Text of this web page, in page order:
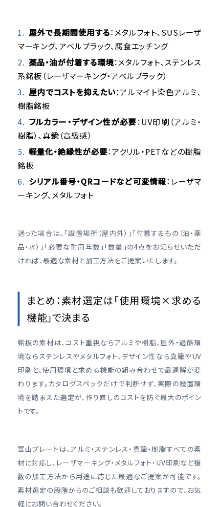
屋外で長期間使用する：メタルフォト、SUSレーザ
マーキング、アベルブラック、腐食エッチング
薬品・油が付着する環境：メタルフォト、ステンレス
系銘板（レーザマーキング・アベルブラック）
屋内でコストを抑えたい：アルマイト染色アルミ、
樹脂銘板
フルカラー・デザイン性が必要：UV印刷（アルミ・
樹脂）、真鍮（高級感）
軽量化・絶縁性が必要：アクリル・PETなどの樹脂
銘板
シリアル番号・QRコードなど可変情報：レーザマ
ーキング、メタルフォト
迷った場合は、「設置場所（屋内外）」「付着するもの（油・薬
品・水）」「必要な耐用年数」「数量」の4点をお知らせいただ
ければ、最適な素材と加工方法をご提案いたします。
まとめ：素材選定は「使用環境×求める
機能」で決まる
銘板の素材は、コスト重視ならアルミや樹脂、屋外・過酷環
境ならステンレスやメタルフォト、デザイン性なら真鍮やUV
印刷と、使用環境と求める機能の組み合わせで最適解が変
わります。カタログスペックだけで判断せず、実際の設置環
境を踏まえた選定が、作り直しのコストを防ぐ最大のポイン
トです。
富山プレートは、アルミ・ステンレス・真鍮・樹脂すべての素
材に対応し、レーザマーキング・メタルフォト・UV印刷など複
数の加工方法から用途に応じた最適なご提案が可能です。
素材選定の段階からのご相談も歓迎しておりますので、お気
軽にお問い合わせください。